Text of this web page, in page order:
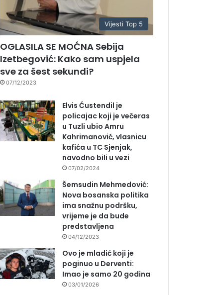
Vijesti Top 5
OGLASILA SE MOĆNA Sebija
Izetbegović: Kako sam uspjela
sve za šest sekundi?
07/12/2023
Elvis Ćustendil je
policajac koji je večeras
u Tuzli ubio Amru
Kahrimanović, vlasnicu
kafića u TC Sjenjak,
navodno bili u vezi
07/02/2024
Šemsudin Mehmedović:
Nova bosanska politika
ima snažnu podršku,
vrijeme je da bude
predstavljena
04/12/2023
Ovo je mladić koji je
poginuo u Derventi:
Imao je samo 20 godina
03/01/2026